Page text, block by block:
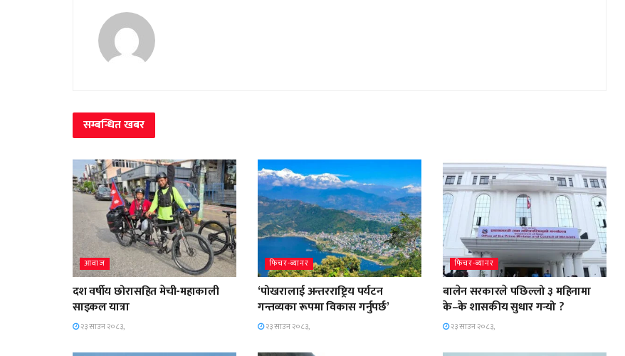
सम्बन्धितखबर
आवाज
दश वर्षीय छोरासहित मेची-महाकाली
साइकल यात्रा
२३ साउन २०८३,
फिचर-ब्यानर
‘पोखरालाई अन्तरराष्ट्रिय पर्यटन
गन्तव्यका रूपमा विकास गर्नुपर्छ’
२३ साउन २०८३,
फिचर-ब्यानर
बालेन सरकारले पछिल्लो ३ महिनामा
के–के शासकीय सुधार गर्‍यो ?
२३ साउन २०८३,